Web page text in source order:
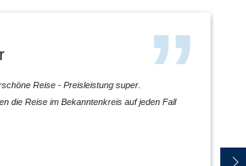
Reise - Preisleistung super.
die Reise im Bekanntenkreis auf jeden Fall